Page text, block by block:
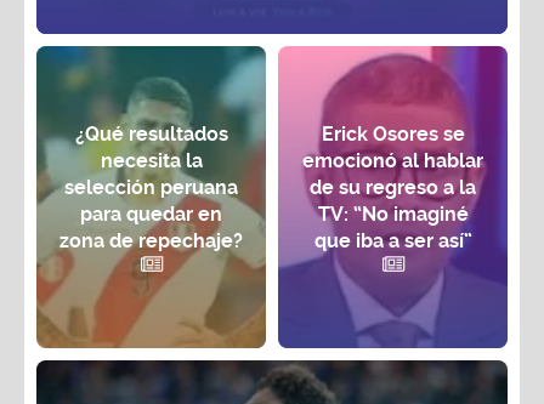
¿Qué resultados
necesita la
selección peruana
para quedar en
zona de repechaje?
Erick Osores se
emocionó al hablar
de su regreso a la
TV: “No imaginé
que iba a ser así”